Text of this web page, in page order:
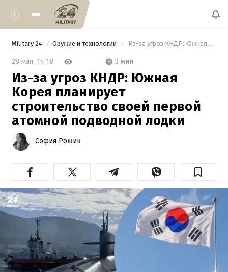
Military 24 Оружие и технологии Из-за угроз КНДР: Южная Корея планирует строительство своей первой атомной подводной лодки
28 мая, 14:18 3 мин
Из-за угроз КНДР: Южная
Корея планирует
строительство своей первой
атомной подводной лодки
София Рожик